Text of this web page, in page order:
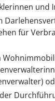
und
für